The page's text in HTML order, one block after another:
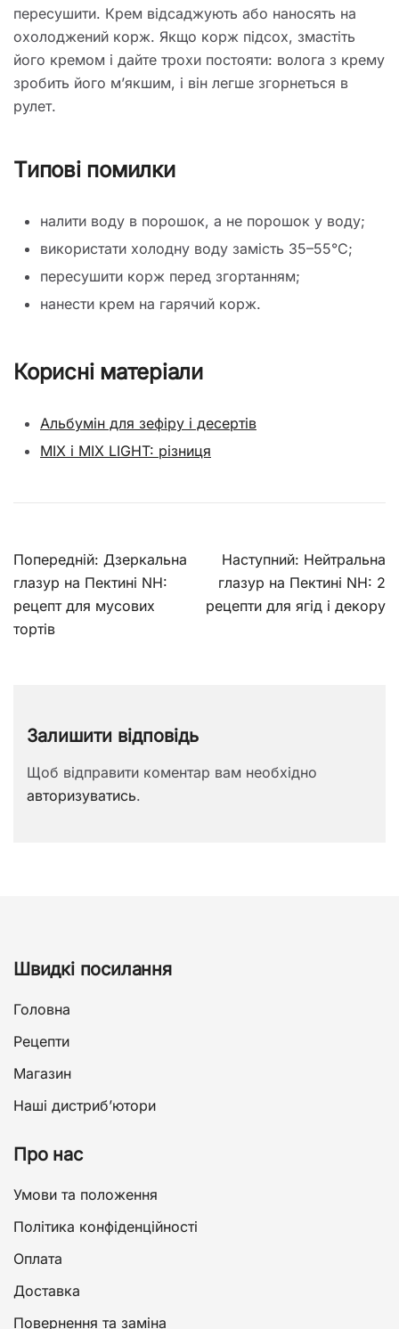
пересушити. Крем відсаджують або наносять на
охолоджений корж. Якщо корж підсох, змастіть
його кремом і дайте трохи постояти: волога з крему
зробить його м’якшим, і він легше згорнеться в
рулет.
Типові помилки
налити воду в порошок, а не порошок у воду;
використати холодну воду замість 35–55°C;
пересушити корж перед згортанням;
нанести крем на гарячий корж.
Корисні матеріали
Альбумін для зефіру і десертів
MIX і MIX LIGHT: різниця
Навігація
записів
Попередній: Дзеркальна
глазур на Пектині NH:
рецепт для мусових
тортів
Наступний: Нейтральна
глазур на Пектині NH: 2
рецепти для ягід і декору
Залишити відповідь
Щоб відправити коментар вам необхідно
авторизуватись.
Швидкі посилання
Головна
Рецепти
Магазин
Наші дистриб’ютори
Про нас
Умови та положення
Політика конфіденційності
Оплата
Доставка
Повернення та заміна